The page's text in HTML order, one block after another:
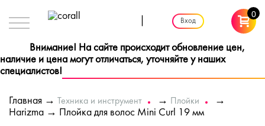
Вход
0
Внимание! На сайте происходит обновление цен,
наличие и цена могут отличаться, уточняйте у наших
специалистов!
Главная→ Техника и инструмент → Плойки
→
Harizma→ Плойка для волос Mini Curl 19 мм